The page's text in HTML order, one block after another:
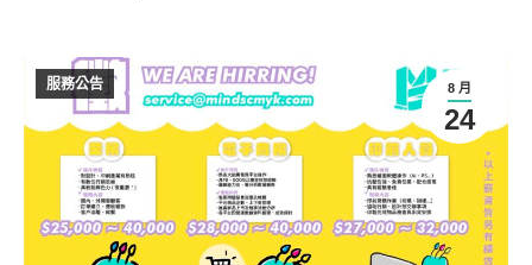
8 月
24
服務公告